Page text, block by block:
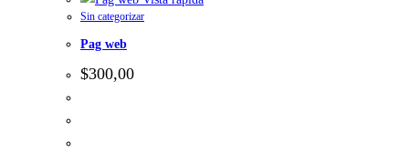
Sin categorizar
Pag web
$300,00